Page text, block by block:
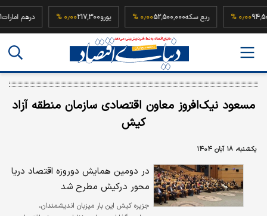
۰٫۰۰ % ربع سکه52,500,000۰٫۰۰ % یورو217,300۰٫۰۰ % درهم
مسعود نیک‌افروز معاون اقتصادی سازمان منطقه آزاد
کیش
یکشنبه، ۱۸ آبان ۱۴۰۴
در دومین همایش دوروزه اقتصاد دریا
محور درکیش مطرح شد
جزیره کیش این بار میزبان اندیشمندان،